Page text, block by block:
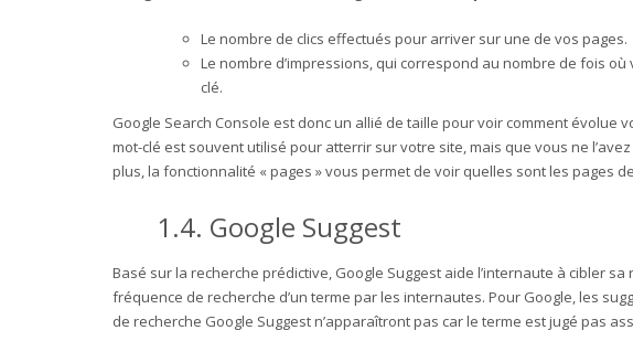
Le nombre de clics effectués pour arriver sur une de vos pages.
Le nombre d’impressions, qui correspond au nombre de fois
clé.
Google Search Console est donc un allié de taille pour voir comment évolue
mot-clé est souvent utilisé pour atterrir sur votre site, mais que vous ne
plus, la fonctionnalité « pages » vous permet de voir quelles sont les pages
1.4. Google Suggest
Basé sur la recherche prédictive, Google Suggest aide l’internaute à cibler
fréquence de recherche d’un terme par les internautes. Pour Google, les
de recherche Google Suggest n’apparaîtront pas car le terme est jugé pas